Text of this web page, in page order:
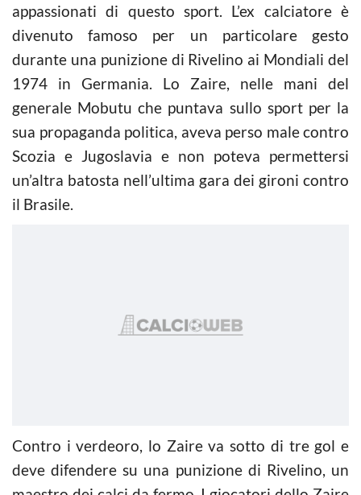
appassionati di questo sport. L’ex calciatore è
divenuto famoso per un particolare gesto
durante una punizione di Rivelino ai Mondiali del
1974 in Germania. Lo Zaire, nelle mani del
generale Mobutu che puntava sullo sport per la
sua propaganda politica, aveva perso male contro
Scozia e Jugoslavia e non poteva permettersi
un’altra batosta nell’ultima gara dei gironi contro
il Brasile.
Contro i verdeoro, lo Zaire va sotto di tre gol e
deve difendere su una punizione di Rivelino, un